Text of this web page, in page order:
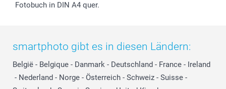
Fotobuch in DIN A4 quer.
smartphoto gibt es in diesen Ländern:
België - Belgique - Danmark - Deutschland - France - Ireland
- Nederland - Norge - Österreich - Schweiz - Suisse -